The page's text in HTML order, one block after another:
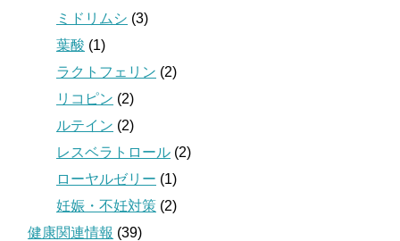
ミドリムシ (3)
葉酸 (1)
ラクトフェリン (2)
リコピン (2)
ルテイン (2)
レスベラトロール (2)
ローヤルゼリー (1)
妊娠・不妊対策 (2)
健康関連情報 (39)